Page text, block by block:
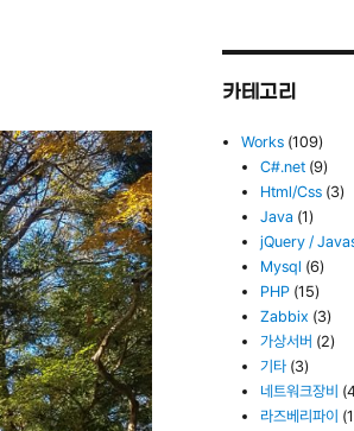
카테고리
Works (109)
C#.net (9)
Html/Css (3)
Java (1)
jQuery /
Mysql (6)
PHP (15)
Zabbix (3)
가상서버 (2)
기타 (3)
네트워크장비
라즈베리파이